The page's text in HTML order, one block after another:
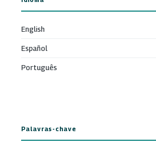
English
Español
Português
Palavras-chave